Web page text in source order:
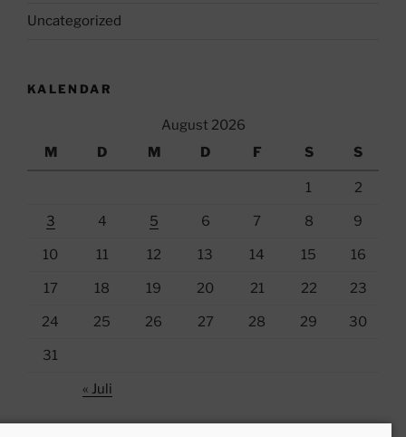
Uncategorized
KALENDAR
August 2026
M
D M D F S S
1 2
3 4 5 6 7 8 9
10 11 12 13 14 15 16
17 18 19 20 21 22 23
24 25 26 27 28 29 30
31
« Juli